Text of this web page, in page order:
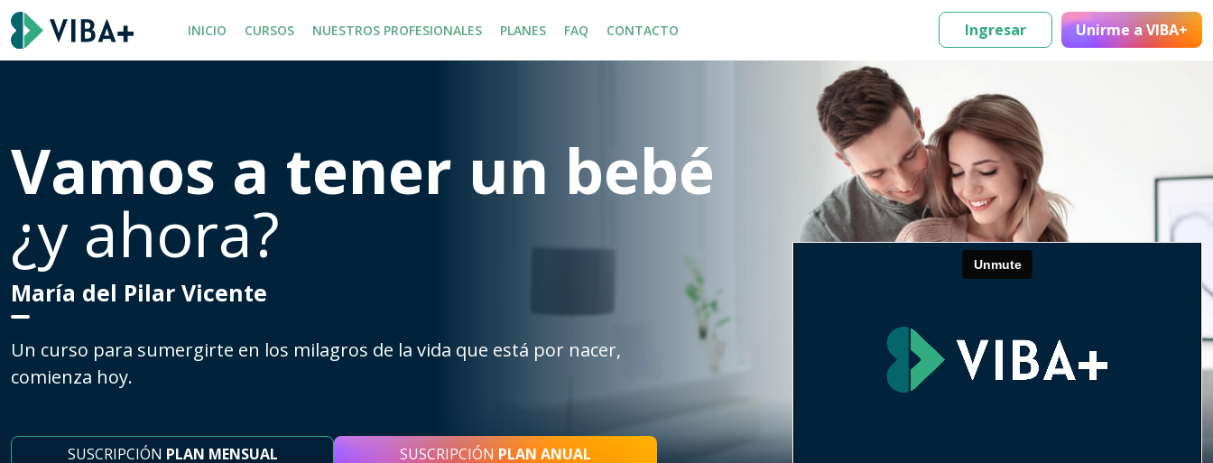
INICIO CURSOS NUESTROS PROFESIONALES PLANES FAQ CONTACTO Ingresar Unirme a VIBA+
Vamos a tener un bebé
¿y ahora?
María del Pilar Vicente
Un curso para sumergirte en los milagros de la vida que está por nacer,
comienza hoy.
SUSCRIPCIÓN PLAN MENSUAL SUSCRIPCIÓN PLAN ANUAL